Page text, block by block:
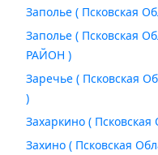
Заполье ( Псковская
Заполье ( Псковская
РАЙОН )
Заречье ( Псковская
)
Захаркино (
Захино ( Псковская